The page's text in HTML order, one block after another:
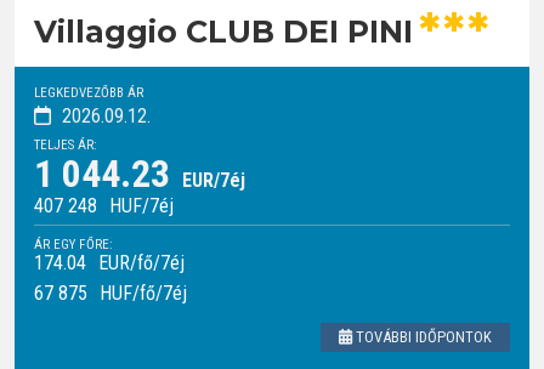
Villaggio CLUB DEI PINI ***
LEGKEDVEZŐBB ÁR
2026.09.12.
TELJES ÁR:
1 044.23
EUR/7éj
407 248
HUF/7éj
ÁR EGY FŐRE:
174.04 EUR/fő/7éj
67 875
HUF/fő/7éj
TOVÁBBI IDŐPONTOK